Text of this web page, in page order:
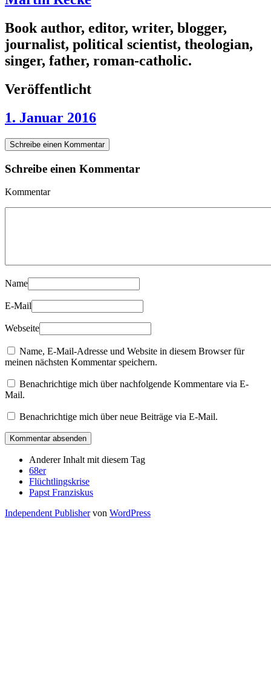
Book author, editor, writer, blogger,
journalist, political scientist, theologian,
singer, father, roman-catholic.
Veröffentlicht
1. Januar 2016
Schreibe einen Kommentar
Schreibe einen Kommentar
Kommentar
Name
E-Mail
Webseite
Name, E-Mail-Adresse und Website in diesem Browser für
meinen nächsten Kommentar speichern.
Benachrichtige mich über nachfolgende Kommentare via E-
Mail.
Benachrichtige mich über neue Beiträge via E-Mail.
Anderer Inhalt mit diesem Tag
68er
Flüchtlingskrise
Papst Franziskus
Independent Publishervon WordPress